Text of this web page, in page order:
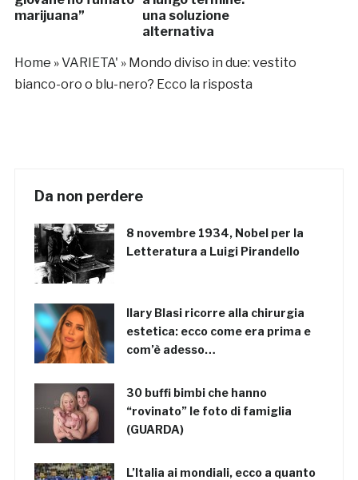
marijuana”
una soluzione
alternativa
proprietà
Home »VARIETA' » Mondo diviso in due: vestito
bianco-oro o blu-nero? Ecco la risposta
Da non perdere
8 novembre 1934, Nobel per la
Letteratura a Luigi Pirandello
Ilary Blasi ricorre alla chirurgia
estetica: ecco come era prima e
com’è adesso…
30 buffi bimbi che hanno
“rovinato” le foto di famiglia
(GUARDA)
L’Italia ai mondiali, ecco a quanto